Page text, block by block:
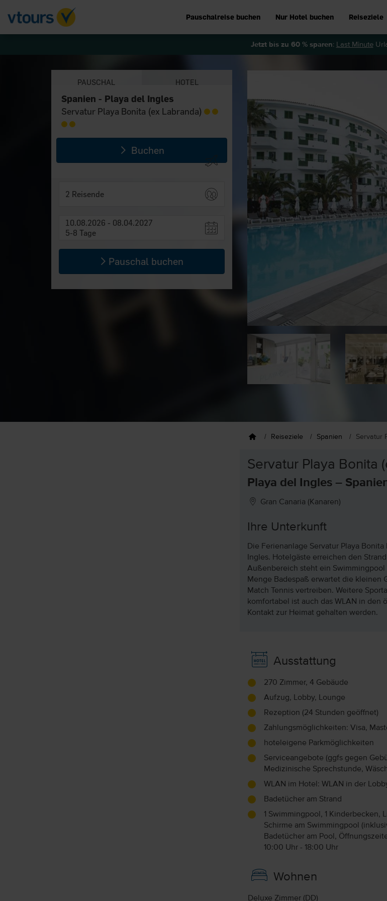
Pauschalreise buchen Nur Hotel buchen Reiseziele
Jetzt bis zu 60 % sparen: Last Minute
PAUSCHAL HOTEL
Spanien - Playa del Ingles
Servatur Playa Bonita (ex Labranda)
2 Reisende
10.08.2026 - 08.04.2027
5-8 Tage
Pauschal buchen
Spanien - Playa del Ingles
Servatur Playa Bonita (ex Labranda)
Buchen
Reiseziele Spanien Servatur
Servatur Playa Bonita
Playa del Ingles –
Gran Canaria (Kanaren)
Ihre Unterkunft
Die Ferienanlage Servatur Playa
Ingles. Hotelgäste erreichen den
Außenbereich steht ein
Menge Badespaß erwartet die kleinen
Match Tennis vertreiben. Weitere
komfortabel ist auch das WLAN in
Kontakt zur Heimat gehalten werden.
Ausstattung
270 Zimmer, 4 Gebäude
Aufzug, Lobby, Lounge
Rezeption (24 Stunden geöffnet)
Zahlungsmöglichkeiten: Visa,
hoteleigene Parkmöglichkeiten
Serviceangebote (ggfs gegen
Medizinische Sprechstunde,
WLAN im Hotel: WLAN in der
Badetücher am Strand
1 Swimmingpool, 1 Kinderbecken,
Schirme am Swimmingpool
Badetücher am Pool,
10:00 Uhr - 18:00 Uhr
Wohnen
Deluxe Zimmer (DD)